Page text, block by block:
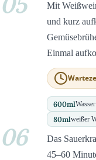
Mit
und kurz
Einmal
600ml
80mlweißer
06
Das
45–60